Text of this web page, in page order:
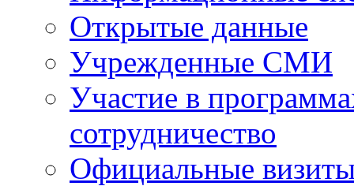
Открытые данные
Учрежденные СМИ
Участие в
сотрудничество
Официальные